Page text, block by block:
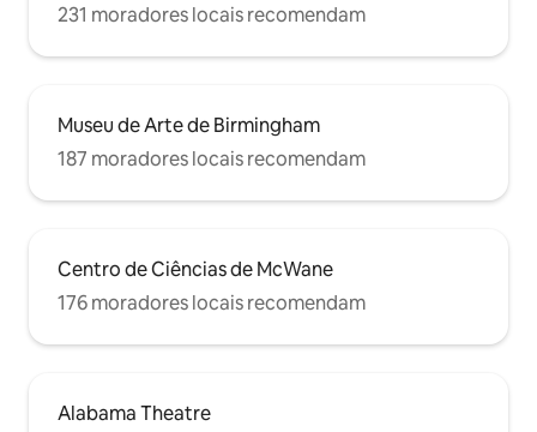
231 moradores locais recomendam
Museu de Arte de Birmingham
187 moradores locais recomendam
Centro de Ciências de McWane
176 moradores locais recomendam
Alabama Theatre